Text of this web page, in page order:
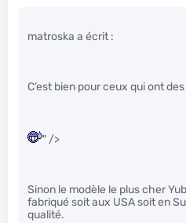
matroska a écrit :
C’est bien pour ceux qui ont
" />
Sinon le modèle le plus cher
fabriqué soit aux USA soit en
qualité.